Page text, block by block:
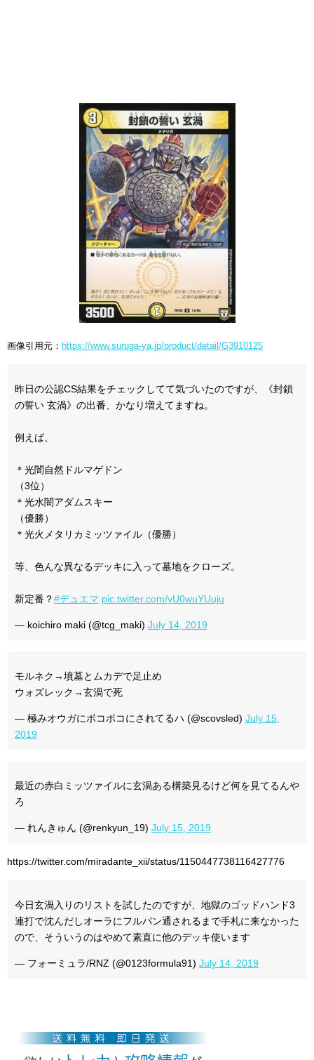
画像引用元： https://www.suruga-ya.jp/product/detail/G3910125
昨日の公認CS結果をチェックしてて気づいたのですが、《封鎖
の誓い 玄渦》の出番、かなり増えてますね。
例えば、
＊光闇自然ドルマゲドン
（3位）
＊光水闇アダムスキー
（優勝）
＊光火メタリカミッツァイル（優勝）
等、色んな異なるデッキに入って墓地をクローズ。
新定番？#デュエマ pic.twitter.com/yU0wuYUuju
— koichiro maki (@tcg_maki) July 14, 2019
モルネク→墳墓とムカデで足止め
ウォズレック→玄渦で死
— 極みオウガにボコボコにされてるハ (@scovsled) July 15,
2019
最近の赤白ミッツァイルに玄渦ある構築見るけど何を見てるんや
ろ
— れんきゅん (@renkyun_19) July 15, 2019
https://twitter.com/miradante_xii/status/1150447738116427776
今日玄渦入りのリストを試したのですが、地獄のゴッドハンド3
連打で沈んだしオーラにフルパン通されるまで手札に来なかった
ので、そういうのはやめて素直に他のデッキ使います
— フォーミュラ/RNZ (@0123formula91) July 14, 2019